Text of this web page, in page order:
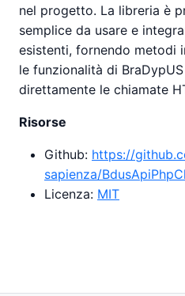
nel progetto. La libreria è
semplice da usare e
esistenti, fornendo metodi
le funzionalità di
direttamente le chiamate
Risorse
Github: https://
sapienza/
Licenza: MIT